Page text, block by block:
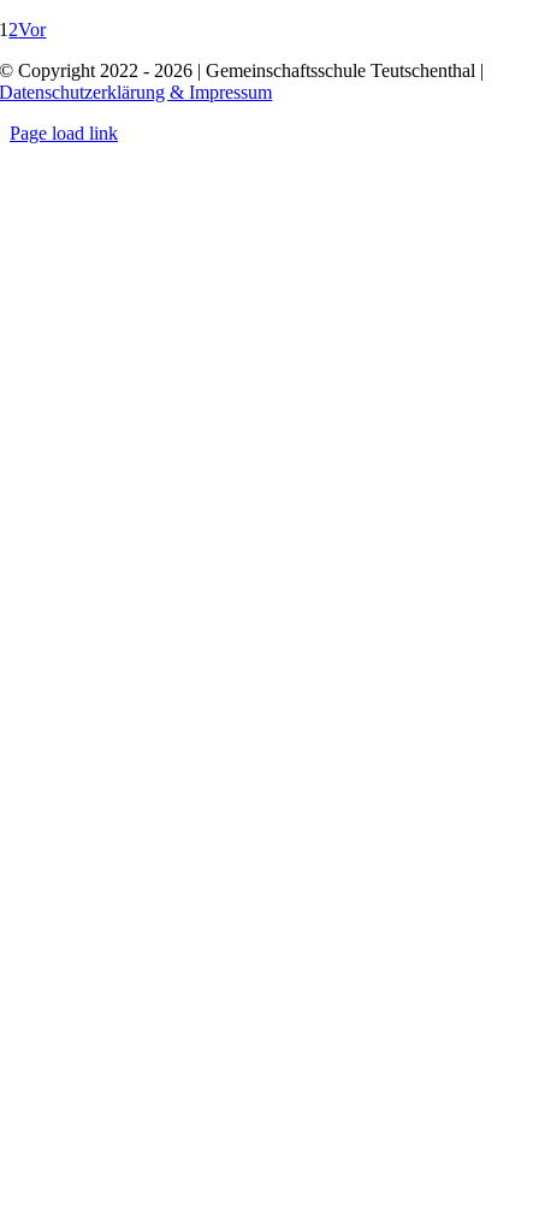
1 2Vor
© Copyright 2022 - 2026 | Gemeinschaftsschule Teutschenthal |
Datenschutzerklärung & Impressum
Page load link